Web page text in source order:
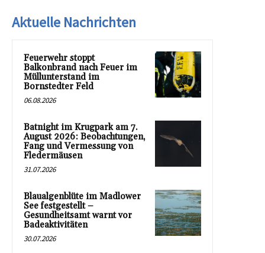
Aktuelle Nachrichten
Feuerwehr stoppt
Balkonbrand nach Feuer im
Müllunterstand im
Bornstedter Feld
06.08.2026
Batnight im Krugpark am 7.
August 2026: Beobachtungen,
Fang und Vermessung von
Fledermäusen
31.07.2026
Blaualgenblüte im Madlower
See festgestellt –
Gesundheitsamt warnt vor
Badeaktivitäten
30.07.2026